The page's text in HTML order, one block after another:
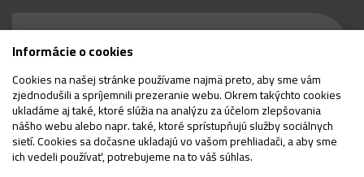
Buďte prví, ktorí sa
dozvedia, čo je nové
E-mail
Informácie o cookies
Cookies na našej stránke používame najmä preto, aby sme vám
zjednodušili a spríjemnili prezeranie webu. Okrem takýchto cookies
ukladáme aj také, ktoré slúžia na analýzu za účelom zlepšovania
nášho webu alebo napr. také, ktoré sprístupňujú služby sociálnych
sietí. Cookies sa dočasne ukladajú vo vašom prehliadači, a aby sme
ich vedeli používať, potrebujeme na to váš súhlas.